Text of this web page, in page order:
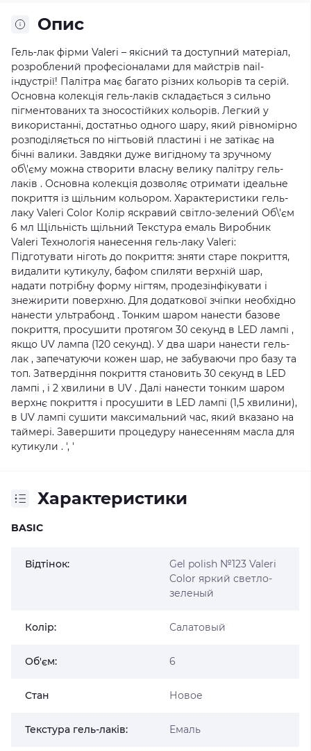
Опис
Гель-лак фірми Valeri – якісний та доступний матеріал,
розроблений професіоналами для майстрів nail-
індустрії! Палітра має багато різних кольорів та серій.
Основна колекція гель-лаків складається з сильно
пігментованих та зносостійких кольорів. Легкий у
використанні, достатньо одного шару, який рівномірно
розподіляється по нігтьовій пластині і не затікає на
бічні валики. Завдяки дуже вигідному та зручному
об\'єму можна створити власну велику палітру гель-
лаків . Основна колекція дозволяє отримати ідеальне
покриття із щільним кольором. Характеристики гель-
лаку Valeri Color Колір яскравий світло-зелений Об\'єм
6 мл Щільність щільний Текстура емаль Виробник
Valeri Технологія нанесення гель-лаку Valeri:
Підготувати ніготь до покриття: зняти старе покриття,
видалити кутикулу, бафом спиляти верхній шар,
надати потрібну форму нігтям, продезінфікувати і
знежирити поверхню. Для додаткової зчіпки необхідно
нанести ультрабонд . Тонким шаром нанести базове
покриття, просушити протягом 30 секунд в LED лампі ,
якщо UV лампа (120 секунд). У два шари нанести гель-
лак , запечатуючи кожен шар, не забуваючи про базу та
топ. Затвердіння покриття становить 30 секунд в LED
лампі , і 2 хвилини в UV . Далі нанести тонким шаром
верхнє покриття і просушити в LED лампі (1,5 хвилини),
в UV лампі сушити максимальний час, який вказано на
таймері. Завершити процедуру нанесенням масла для
кутикули . ', '
Характеристики
BASIC
Відтінок:
Gel polish №123 Valeri
Color яркий светло-
зеленый
Колір: Салатовый
Об'єм: 6
Стан Новое
Текстура гель-лаків: Емаль